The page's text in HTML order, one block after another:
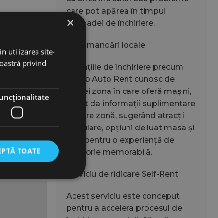
încredere
cu
iar
care pot apărea în timpul
perioadei de închiriere.
Recomandări locale
Agențiile de închiriere precum
Jacob Auto Rent cunosc de
obicei zona în care oferă mașini,
și pot da informații suplimentare
despre zonă, sugerând atracții
populare, opțiuni de luat masa și
rute pentru o experiență de
călătorie memorabilă.
Serviciu de ridicare Self-Rent
Acest serviciu este conceput
pentru a accelera procesul de
×
utilizarea site-
privind
TOATE